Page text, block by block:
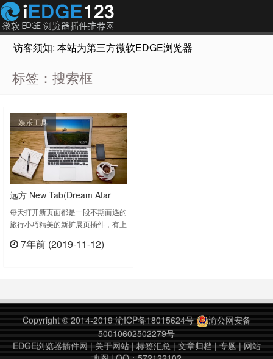
访客须知: 本站为第三方微软EDGE浏览器插件推荐网站，
标签：搜索框
娱乐工具
远方 New Tab(Dream Afar
New Tab)-每天打开新页面都是
一段不期而遇的旅行
每天打开新页面都是一段不期而遇的
旅行小巧精美的新扩展页插件，有上
美景，同时提供可配置的搜索框，天
一个梦。如果在每天的不经意间能仿
有天你会真的背起行囊，抛开烦恼与
顾虑，踏上去往远方的路...……
7年前 (2019-11-12)
Copyright © 2014-2019 渝ICP备18015624号
渝公网安备
50010602502279号
EDGE浏览器插件网 | 关于网站| 标签汇总| 文章归档 | 专题 | 网站